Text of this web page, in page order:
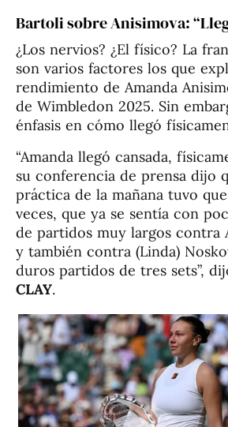
Bartoli sobre Anisimova:
¿Los nervios? ¿El físico? La
son varios factores los que
rendimiento de Amanda
de Wimbledon 2025. Sin
énfasis en cómo llegó
“Amanda llegó cansada,
su conferencia de prensa dijo
práctica de la mañana tuvo
veces, que ya se sentía con
de partidos muy largos contra
y también contra (Linda)
duros partidos de tres sets”,
CLAY.